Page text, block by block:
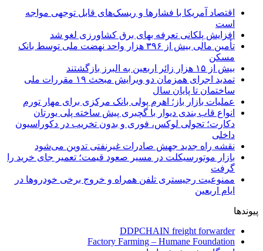
اقتصاد آمریکا با فشارها و ریسک‌های قابل توجهی مواجه
است
افزایش پلکانی تعرفه بهای برق کشاورزی لغو شد
تأمین مالی بیش از ۳۹۶ هزار واحد نهضت ملی توسط بانک
مسکن
بیش از ۱۵ هزار زائر اربعین به البرز بازگشتند
تمدید اجرای همزمان دو ویرایش مبحث ۱۹ مقررات ملی
ساختمان تا پایان سال
عملیات بازار باز؛ اهرم پولی بانک مرکزی برای مهار تورم
انواع قاب بندی دیوار با گچبری پیش ساخته پلی یورتان
دکارت؛ تحولی لوکس، فوری و بدون تخریب در دکوراسیون
داخلی
نقشه راه جدید جهش صادرات غیرنفتی تدوین می‌شود
بازار موتورسیکلت در مسیر صعود قیمت؛ تعمیر جای خرید را
گرفت
ممنوعیت رجیستری تلفن همراه و خروج برخی خودروها در
ایام اربعین
پیوندها
DDPCHAIN freight forwarder
Factory Farming – Humane Foundation